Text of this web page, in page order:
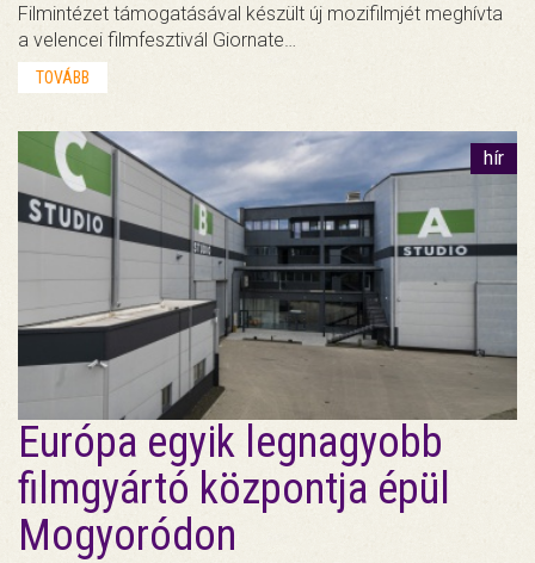
Filmintézet támogatásával készült új mozifilmjét meghívta
a velencei filmfesztivál Giornate…
TOVÁBB
hír
Európa egyik legnagyobb
filmgyártó központja épül
Mogyoródon